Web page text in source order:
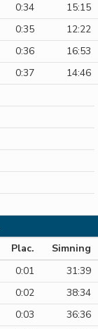
0:34 15:15
0:35 12:22
0:36 16:53
0:37 14:46
Plac. Simning
0:01 31:39
0:02 38:34
0:03 36:36